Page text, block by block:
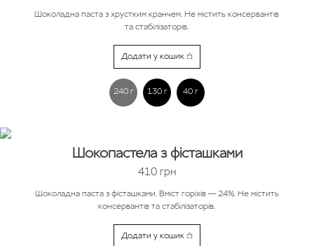
Шоколадна паста з хрустким кранчем. Не містить консервантів
та стабілізаторів.
Додати у кошик
240 г 130 г 40 г
Шокопастела з фісташками
410 грн
Шоколадна паста з фісташками. Вміст горіхів — 24%. Не містить
консервантів та стабілізаторів.
Додати у кошик